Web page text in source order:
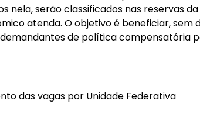
nela, serão classificados nas reservas
atenda. O objetivo é beneficiar, sem
de política compensatória
das vagas por Unidade Federativa